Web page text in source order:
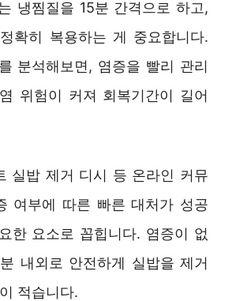
냉찜질을 15분 간격으로 하고,
확히 복용하는 게 중요합니다.
분석해보면, 염증을 빨리 관리
위험이 커져 회복기간이 길어
실밥 제거 디시 등 온라인 커뮤
여부에 따른 빠른 대처가 성공
한 요소로 꼽힙니다. 염증이 없
내외로 안전하게 실밥을 제거
적습니다.